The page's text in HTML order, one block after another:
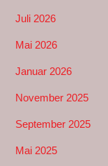
Juli 2026
Mai 2026
Januar 2026
November 2025
September 2025
Mai 2025